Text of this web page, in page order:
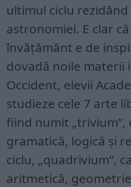
ultimul ciclu
astronomiei. E clar
învățământ e de
dovadă noile materii
Occident, elevii
studieze cele 7 arte
fiind numit „trivium”,
gramatică, logică și
ciclu, „quadrivium”,
aritmetică,